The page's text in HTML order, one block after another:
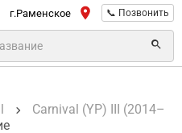
г.Раменское 📞 Позвонить
Carnival (YP) III (2014–